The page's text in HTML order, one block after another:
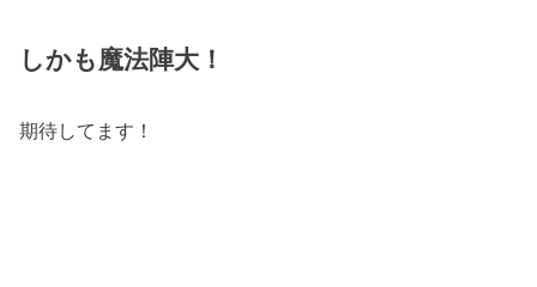
しかも魔法陣大！
期待してます！